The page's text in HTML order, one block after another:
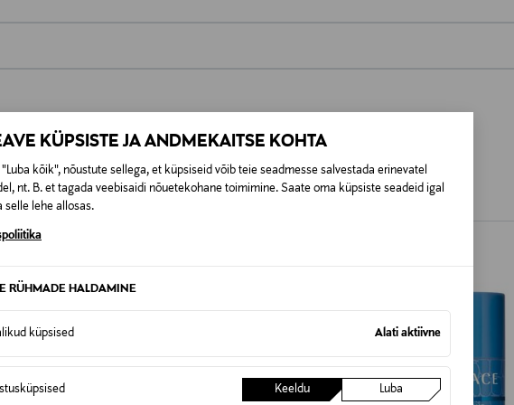
KÜPSISTE JA ANDMEKAITSE KOHTA
"Luba kõik", nõustute sellega, et küpsiseid võib teie seadmesse salvestada erinevatel
nt. B. et tagada veebisaidi nõuetekohane toimimine. Saate oma küpsiste seadeid igal
selle lehe allosas.
RÜHMADE HALDAMINE
küpsised Alati aktiivne
Keeldu Luba
Tagastatavad suletud pakendis kosmeetika- ja loodustooted peavad olema avamata
KA